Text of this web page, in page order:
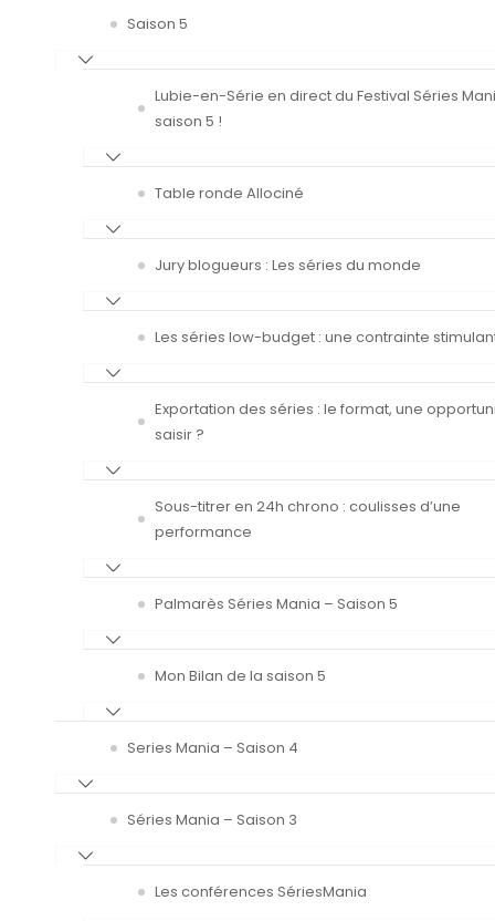
Saison 5
Lubie-en-Série en direct du Festival Séries
saison 5 !
Table ronde Allociné
Jury blogueurs : Les séries du monde
Les séries low-budget : une contrainte
Exportation des séries : le format, une
saisir ?
Sous-titrer en 24h chrono : coulisses d’une
performance
Palmarès Séries Mania – Saison 5
Mon Bilan de la saison 5
Series Mania – Saison 4
Séries Mania – Saison 3
Les conférences SériesMania